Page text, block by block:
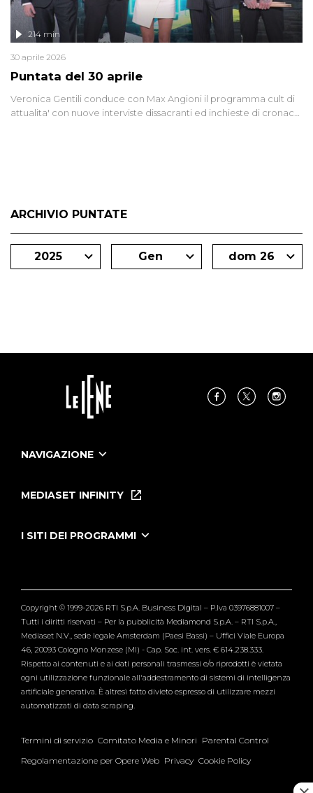
Puntata del 30 aprile
214 min
30 aprile 2026
Veronica Gentili conduce con Max Angioni il programma cult di
attualita' con nuove interviste dissacranti ed inchieste di cronaca
ARCHIVIO PUNTATE
2025 Gen dom 26
NAVIGAZIONE
Le Iene Presentano Inside
Tutti i servizi
MEDIASET INFINITY
I SITI DEI PROGRAMMI
Verissimo
Copyright © 1999-2026 RTI S.p.A. Business Digital – P.Iva 03976881007 –
Tutti i diritti riservati – Per la pubblicità Mediamond S.p.A. – RTI S.p.A.,
Mediaset N.V., sede legale Amsterdam (Paesi Bassi) – Uffici Viale Europa
46, 20093 Cologno Monzese (MI) - Cap. Soc. int. vers. € 614.238.333.
Rispetto ai contenuti e ai dati personali trasmessi e/o riprodotti è vietata
ogni utilizzazione funzionale all'addestramento di sistemi di intelligenza
artificiale generativa. È altresì fatto divieto espresso di utilizzare mezzi
automatizzati di data scraping.
Termini di servizio Comitato Media e Minori Parental Control
Regolamentazione per Opere Web Privacy Cookie Policy